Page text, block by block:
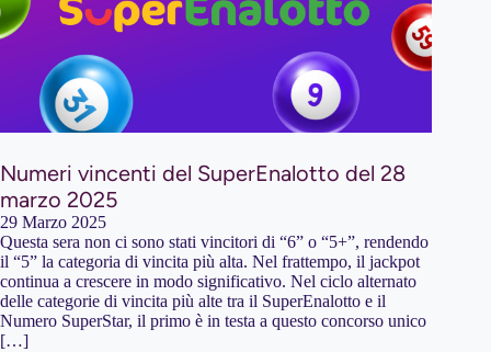
Numeri vincenti del SuperEnalotto del 28
marzo 2025
29 Marzo 2025
Questa sera non ci sono stati vincitori di “6” o “5+”, rendendo
il “5” la categoria di vincita più alta. Nel frattempo, il jackpot
continua a crescere in modo significativo. Nel ciclo alternato
delle categorie di vincita più alte tra il SuperEnalotto e il
Numero SuperStar, il primo è in testa a questo concorso unico
[…]